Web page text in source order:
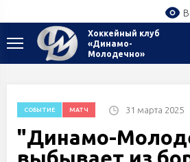
Хоккейный клуб
«Динамо-
Молодечно»
СОБЫТИЕ МАТЧ 31 марта 2025
"Динамо-